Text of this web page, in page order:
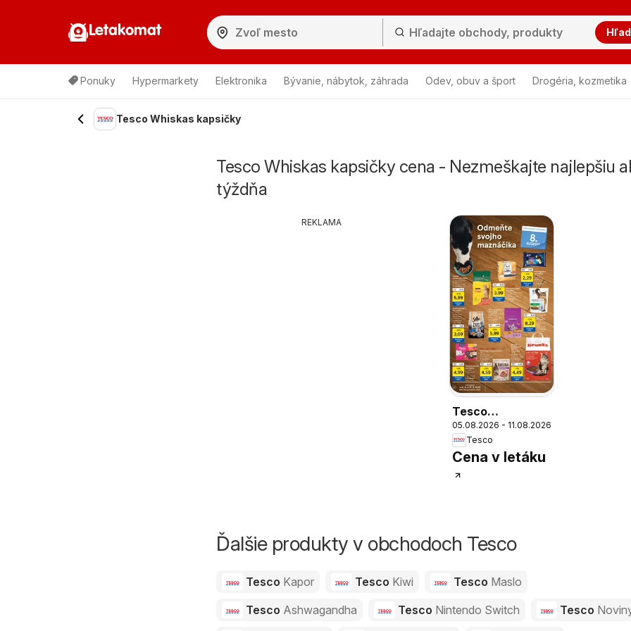
Letakomat
Ponuky Hypermarkety Elektronika Bývanie, nábytok, záhrada Odev, obuv a šport Drogéria, kozmetika
Tesco Whiskas kapsičky
Tesco Whiskas kapsičky cena - Nezmeškajte najlepšiu
týždňa
REKLAMA
Tesco
Hypermarket -
leták
05.08.2026 - 11.08.2026
Tesco
Cena v letáku
Ďalšie produkty v obchodoch Tesco
Tesco Kapor Tesco Kiwi Tesco Maslo
Tesco Ashwagandha Tesco Nintendo Switch Tesco